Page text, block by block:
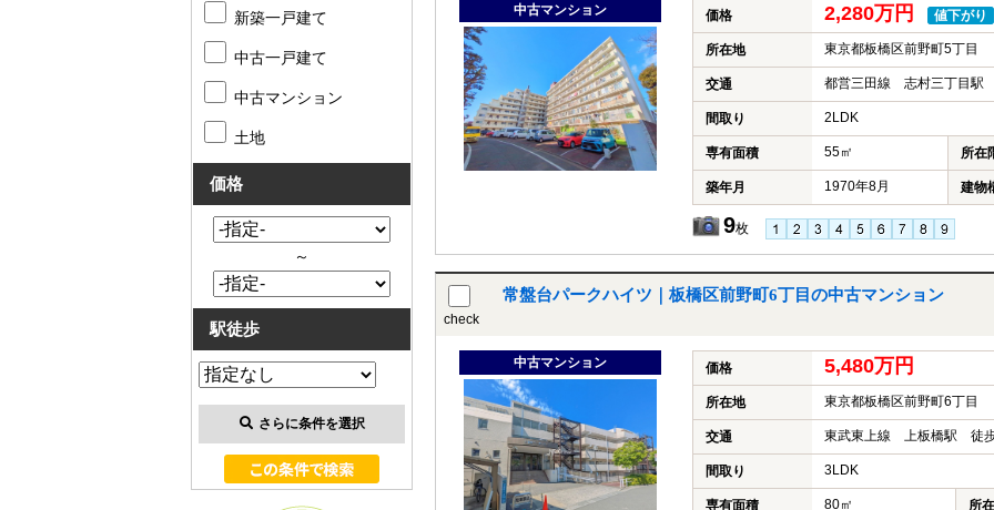
中古マンション 価格 2,280万円 値下がり
所在地 東京都板橋区前野町5丁目
交通 都営三田線 志村三丁目駅
間取り 2LDK
専有面積 55㎡ 所在
築年月 1970年8月 建物
9枚
check
常盤台パークハイツ｜板橋区前野町6丁目の中古マンション
中古マンション 価格 5,480万円
所在地 東京都板橋区前野町6丁目
交通 東武東上線 上板橋駅 徒
間取り 3LDK
専有面積 80㎡ 所
新築一戸建て
中古一戸建て
中古マンション
土地
価格
～
駅徒歩
さらに条件を選択